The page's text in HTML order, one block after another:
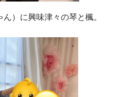
）に興味津々の琴と楓。